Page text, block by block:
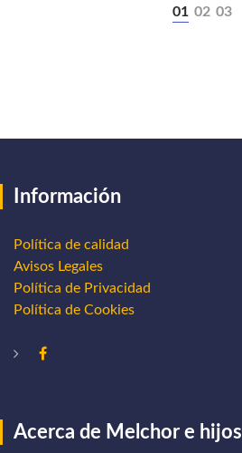
Información
Política de calidad
Avisos Legales
Política de Privacidad
Política de Cookies
Acerca de Melchor e hijos